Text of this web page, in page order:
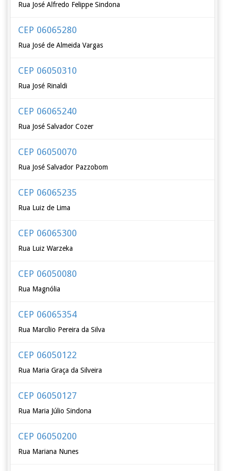
Rua José Alfredo Felippe Sindona
CEP 06065280
Rua José de Almeida Vargas
CEP 06050310
Rua José Rinaldi
CEP 06065240
Rua José Salvador Cozer
CEP 06050070
Rua José Salvador Pazzobom
CEP 06065235
Rua Luiz de Lima
CEP 06065300
Rua Luiz Warzeka
CEP 06050080
Rua Magnólia
CEP 06065354
Rua Marcílio Pereira da Silva
CEP 06050122
Rua Maria Graça da Silveira
CEP 06050127
Rua Maria Júlio Sindona
CEP 06050200
Rua Mariana Nunes